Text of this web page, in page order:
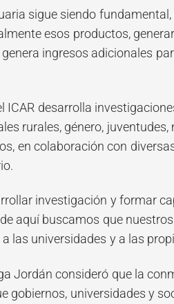
sigue siendo
esos productos,
ingresos adicionales
ICAR desarrolla
rurales, género,
en colaboración con
investigación y formar
aquí buscamos que
las universidades y a las
Jordán consideró que la
gobiernos, universidades y